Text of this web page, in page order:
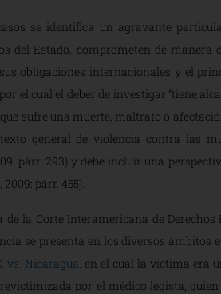
se identifica un agravante
del Estado, comprometen de manera
obligaciones internacionales y el
el cual el deber de investigar “tiene
sufre una muerte, maltrato o
general de violencia contra las
párr. 293) y debe incluir una
, 2009: párr. 455).
de la Corte Interamericana de Derechos
se presenta en los diversos ámbitos
vs. Nicaragua en el cual la víctima era
por el médico legista,